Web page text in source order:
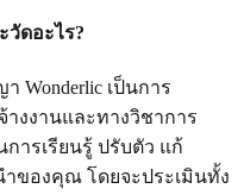
วัดอะไร?
Wonderlic เป็นการ
งงานและทางวิชาการ
ารเรียนรู้ ปรับตัว แก้
ของคุณ โดยจะประเมินทั้ง